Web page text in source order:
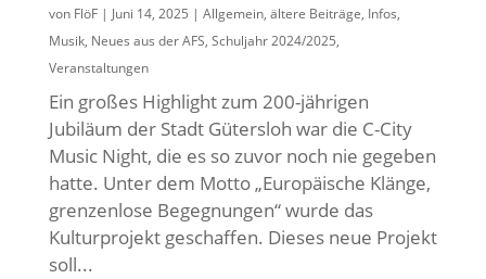
von FlöF| Juni 14, 2025 | Allgemein, ältere Beiträge, Infos,
Musik, Neues aus der AFS, Schuljahr 2024/2025,
Veranstaltungen
Ein großes Highlight zum 200-jährigen
Jubiläum der Stadt Gütersloh war die C-City
Music Night, die es so zuvor noch nie gegeben
hatte. Unter dem Motto „Europäische Klänge,
grenzenlose Begegnungen“ wurde das
Kulturprojekt geschaffen. Dieses neue Projekt
soll...